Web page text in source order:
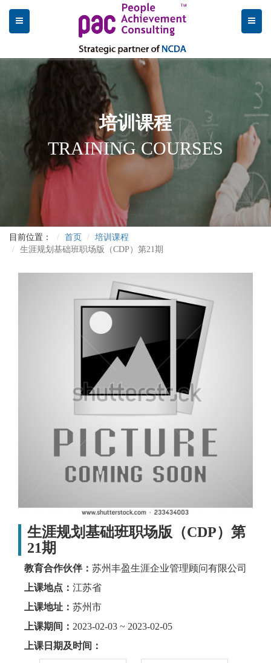
培训课程
TRAINING COURSES
目前位置： 首页
培训课程
生涯规划基础班职场版（CDP）第21期
生涯规划基础班职场版（CDP）第
21期
教育合作伙伴： 苏州丰盈生涯企业管理顾问有限公司
上课地点： 江苏省
上课地址： 苏州市
上课期间： 2023-02-03 ~ 2023-02-05
上课日期及时间：